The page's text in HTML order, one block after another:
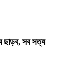
ছাড়ব, সব সত্য